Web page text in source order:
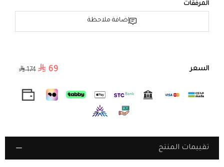
✨ سبحة تجمع بين البساطة والفخامة، تعكس النقاء في كل تفصيلة.
المرفقات
إضافة ملاحظة
السعر 69
174
تقييمات المنتج